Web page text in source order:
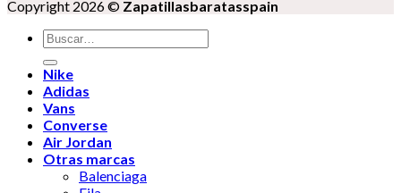
Copyright 2026 © Zapatillasbaratasspain
Buscar
por:
Nike
Adidas
Vans
Converse
Air Jordan
Otras marcas
Balenciaga